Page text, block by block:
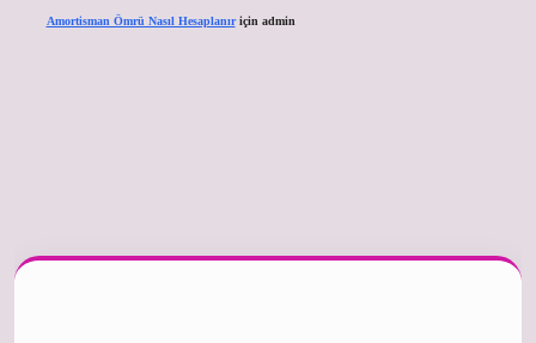
Amortisman Ömrü Nasıl Hesaplanıriçin admin